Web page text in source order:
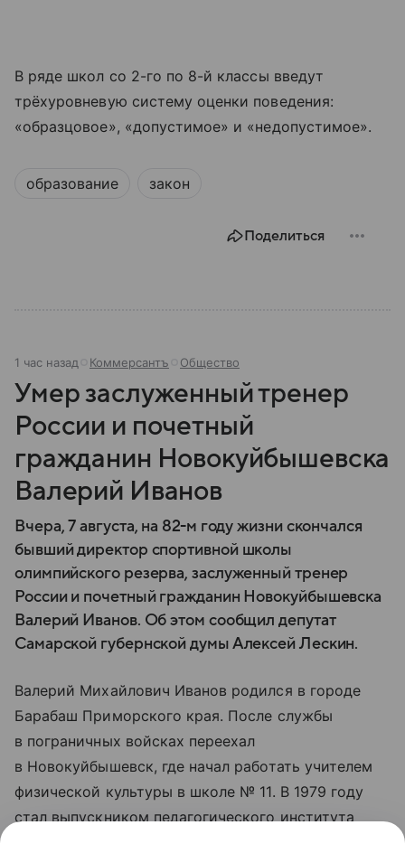
В ряде школ со 2-го по 8-й классы введут
трёхуровневую систему оценки поведения:
«образцовое», «допустимое» и «недопустимое».
образование закон
Поделиться
1 час назад Коммерсантъ Общество
Умер заслуженный тренер
России и почетный
гражданин Новокуйбышевска
Валерий Иванов
Вчера, 7 августа, на 82-м году жизни скончался
бывший директор спортивной школы
олимпийского резерва, заслуженный тренер
России и почетный гражданин Новокуйбышевска
Валерий Иванов. Об этом сообщил депутат
Самарской губернской думы Алексей Лескин.
Валерий Михайлович Иванов родился в городе
Барабаш Приморского края. После службы
в пограничных войсках переехал
в Новокуйбышевск, где начал работать учителем
физической культуры в школе № 11. В 1979 году
стал выпускником педагогического института